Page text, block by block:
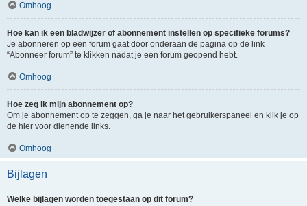
Omhoog
Hoe kan ik een bladwijzer of abonnement instellen op specifieke forums?
Je abonneren op een forum gaat door onderaan de pagina op de link
“Abonneer forum” te klikken nadat je een forum geopend hebt.
Omhoog
Hoe zeg ik mijn abonnement op?
Om je abonnement op te zeggen, ga je naar het gebruikerspaneel en klik je op
de hier voor dienende links.
Omhoog
Bijlagen
Welke bijlagen worden toegestaan op dit forum?